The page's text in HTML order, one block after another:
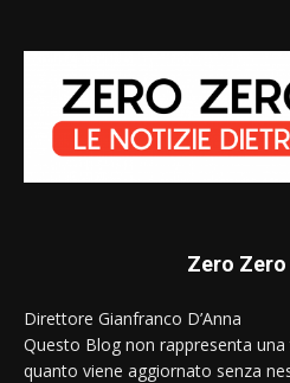
Zero Zero
Direttore Gianfranco D’Anna
Questo Blog non rappresenta
quanto viene aggiornato senza